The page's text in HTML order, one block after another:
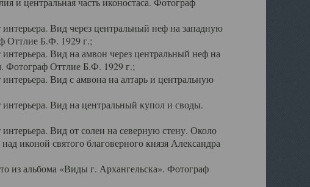
Вид через центральный неф на западную
Оттлие Б.Ф. 1929 г.;
Вид на амвон через центральный неф на
Фотограф Оттлие Б.Ф. 1929 г.;
Вид с амвона на алтарь и центральную
Вид на центральный купол и своды.
Вид от солеи на северную стену. Около
иконой святого благоверного князя Александра
альбома «Виды г. Архангельска». Фотограф